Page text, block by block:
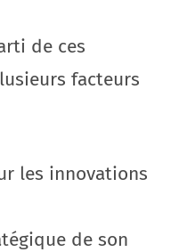
de ces
facteurs
les innovations
de son